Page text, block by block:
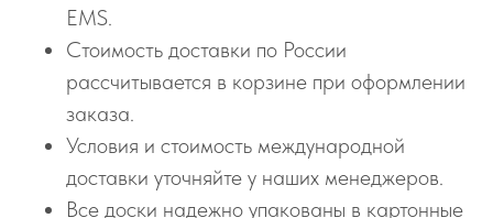
EMS.
Стоимость доставки по России
рассчитывается в корзине при оформлении
заказа.
Условия и стоимость международной
доставки уточняйте у наших менеджеров.
Все доски надежно упакованы в картонные